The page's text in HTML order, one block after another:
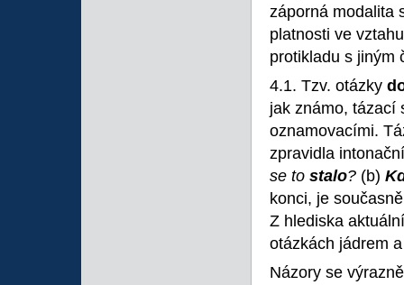
záporná modalita
platnosti ve
protikladu s jiným
4.1. Tzv. otázky
jak známo, tázací
oznamovacími.
zpravidla
se to stalo? (b)
konci, je
Z hlediska
otázkách jádrem
Názory se